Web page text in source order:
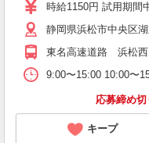
時給1150円 試用期
静岡県浜松市中央区
東名高速道路 浜松西
9:00〜15:00 10:00〜
応募締め
キープ